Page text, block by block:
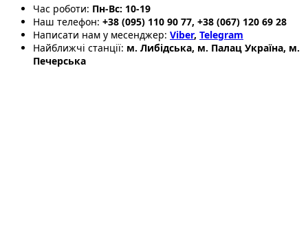
Час роботи: Пн-Вс: 10-19
Наш телефон: +38 (095) 110 90 77, +38 (067) 120 69 28
Написати нам у месенджер: Viber, Telegram
Найближчі станції: м. Либідська, м. Палац Україна, м.
Печерська